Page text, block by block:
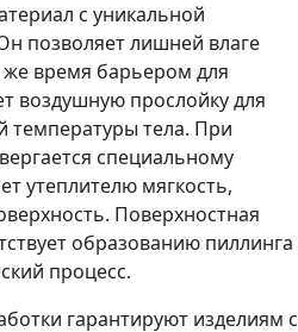
с уникальной
позволяет лишней влаге
же время барьером для
воздушную прослойку для
температуры тела. При
специальному
утеплителю мягкость,
Поверхностная
образованию пиллинга
процесс.
гарантируют изделиям с